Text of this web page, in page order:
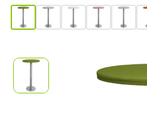
КРУПНОГАБАРИТНЫЙ
ГОТОВЫЕ РЕШЕНИЯ
ОСВЕЩЕНИЕ